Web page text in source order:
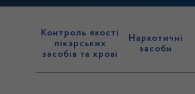
Контроль якості
лікарських
засобів та крові
Наркотичні
засоби